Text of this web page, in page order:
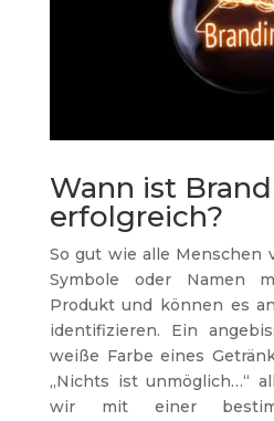
Wann ist
erfolgreich?
So gut wie alle Menschen
Symbole oder Namen
Produkt und können es
identifizieren. Ein
weiße Farbe eines
„Nichts ist unmöglich…“
wir mit einer